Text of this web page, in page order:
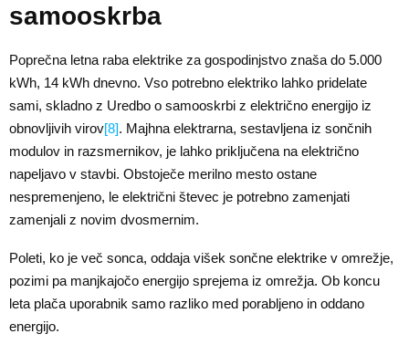
samooskrba
Poprečna letna raba elektrike za gospodinjstvo znaša do 5.000
kWh, 14 kWh dnevno. Vso potrebno elektriko lahko pridelate
sami, skladno z Uredbo o samooskrbi z električno energijo iz
obnovljivih virov[8]. Majhna elektrarna, sestavljena iz sončnih
modulov in razsmernikov, je lahko priključena na električno
napeljavo v stavbi. Obstoječe merilno mesto ostane
nespremenjeno, le električni števec je potrebno zamenjati
zamenjali z novim dvosmernim.
Poleti, ko je več sonca, oddaja višek sončne elektrike v omrežje,
pozimi pa manjkajočo energijo sprejema iz omrežja. Ob koncu
leta plača uporabnik samo razliko med porabljeno in oddano
energijo.